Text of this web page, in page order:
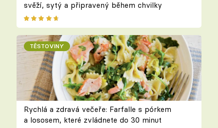
svěží, sytý a připravený během chvilky
TĚSTOVINY
Rychlá a zdravá večeře: Farfalle s pórkem
a lososem, které zvládnete do 30 minut